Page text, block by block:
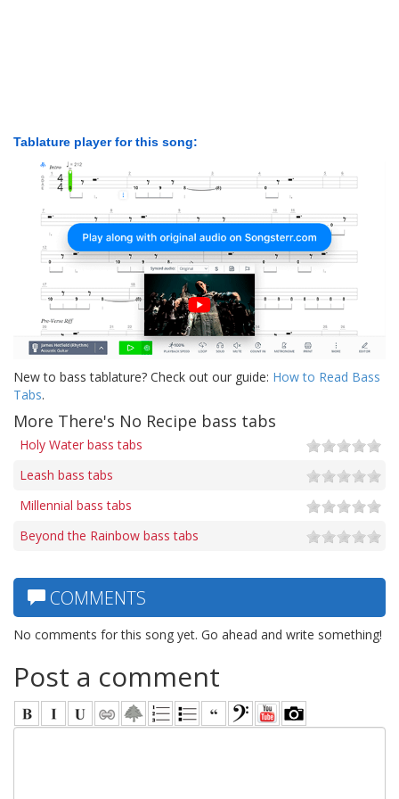
Tablature player for this song:
New to bass tablature? Check out our guide: How to Read Bass
Tabs.
More There's No Recipe bass tabs
Holy Water bass tabs
Leash bass tabs
Millennial bass tabs
Beyond the Rainbow bass tabs
COMMENTS
No comments for this song yet. Go ahead and write something!
Post a comment